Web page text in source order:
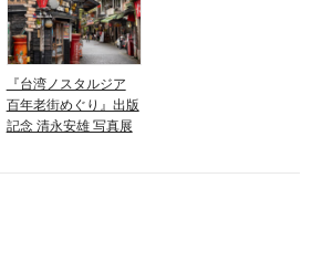
『台湾ノスタルジア
百年老街めぐり』出版
記念 清永安雄 写真展